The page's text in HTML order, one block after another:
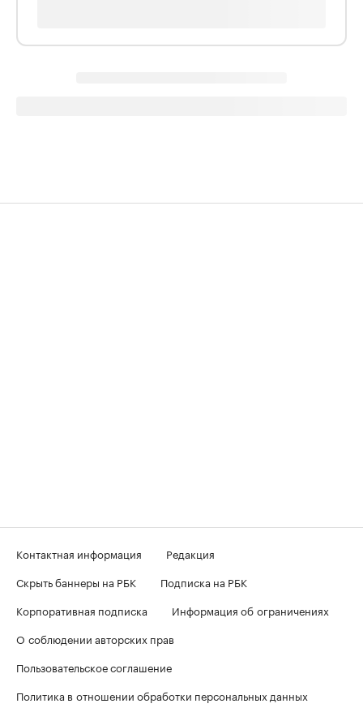
Контактная информация
Редакция
Скрыть баннеры на РБК
Подписка на РБК
Корпоративная подписка
Информация об ограничениях
О соблюдении авторских прав
Пользовательское соглашение
Политика в отношении обработки персональных данных